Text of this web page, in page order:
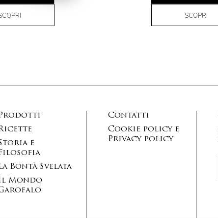
SCOPRI
e
Bontà Svelata
Mondo
Contatti
Cookie policy e
Privacy policy